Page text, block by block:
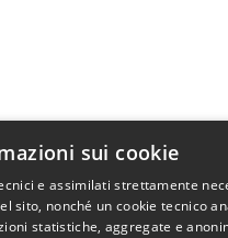
sui cookie
e assimilati strettamente
sito, nonché un cookie tecnico
statistiche, aggregate e